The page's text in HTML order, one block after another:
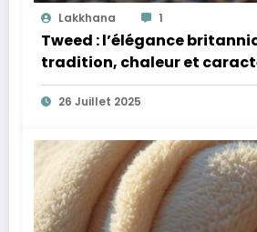
Lakkhana 1
Tweed : l’élégance
tradition, chaleur et
26 Juillet 2025